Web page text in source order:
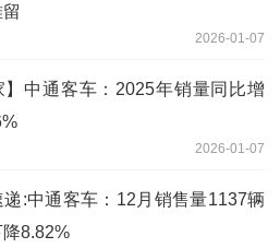
2026-01-07
】中通客车：2025年销量同比增
2026-01-07
递:中通客车：12月销售量1137辆
降8.82%